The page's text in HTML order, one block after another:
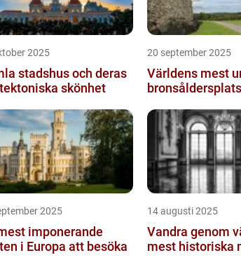
2025
stadshus och deras
skönhet
20 september 2025
Världens mest
2025
imponerande
i Europa att besöka
14 augusti 2025
Vandra genom
mest historiska